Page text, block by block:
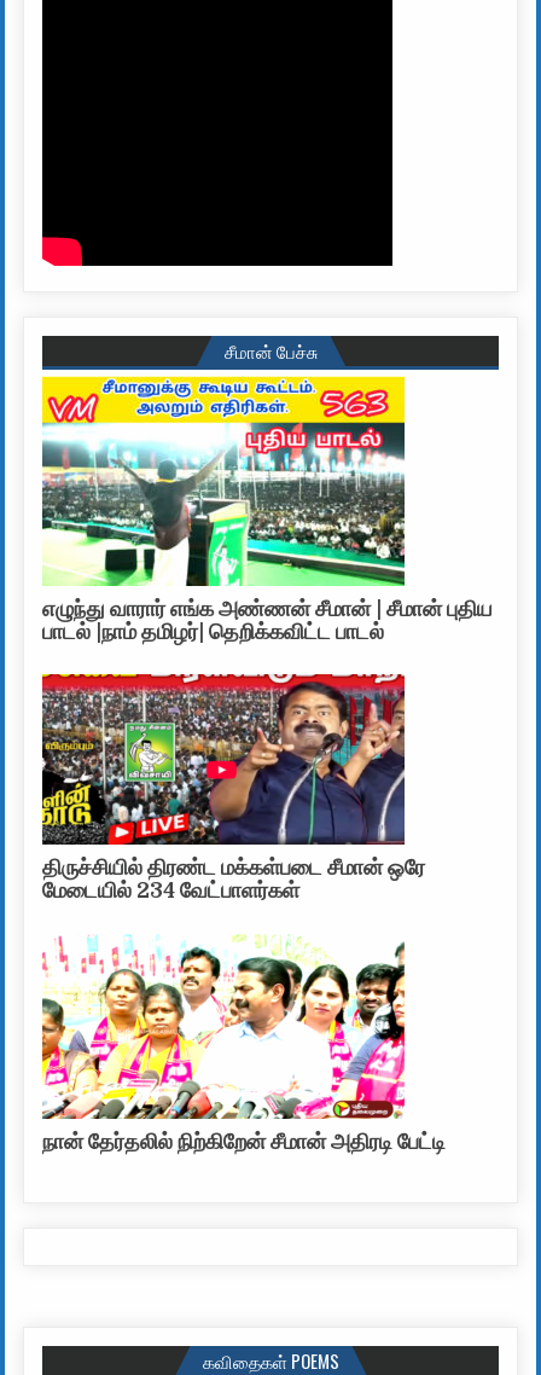
சீமான் பேச்சு
எழுந்து வாரார் எங்க அண்ணன் சீமான் | சீமான் புதிய
பாடல் |நாம் தமிழர்| தெறிக்கவிட்ட பாடல்
திருச்சியில் திரண்ட மக்கள்படை சீமான் ஒரே
மேடையில் 234 வேட்பாளர்கள்
நான் தேர்தலில் நிற்கிறேன் சீமான் அதிரடி பேட்டி
கவிதைகள் POEMS